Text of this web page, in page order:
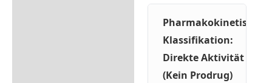
Pharmakokinetische
Klassifikation:
Direkte Aktivität
(Kein Prodrug)